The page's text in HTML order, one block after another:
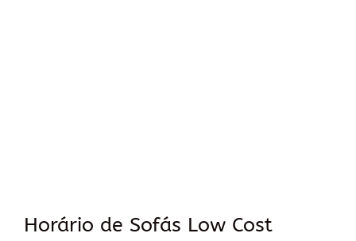
Horário de Sofás Low Cost